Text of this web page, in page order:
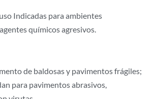
Indicadas para ambientes
químicos agresivos.
de baldosas y pavimentos frágiles;
para pavimentos abrasivos,